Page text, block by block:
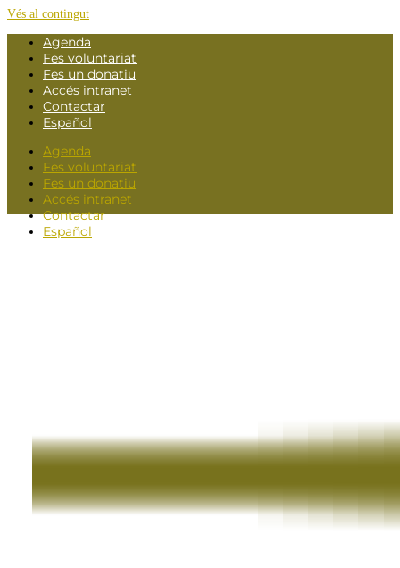
Vés al contingut
Agenda
Fes voluntariat
Fes un donatiu
Accés intranet
Contactar
Español
Agenda
Fes voluntariat
Fes un donatiu
Accés intranet
Contactar
Español